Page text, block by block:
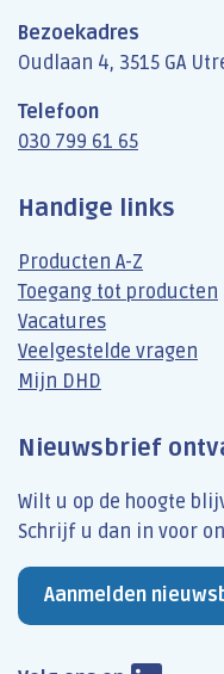
Bezoekadres
Oudlaan 4, 3515 GA
Telefoon
030 799 61 65
Handige links
Producten A-Z
Toegang tot producten
Vacatures
Veelgestelde vragen
Mijn DHD
Nieuwsbrief
Wilt u op de hoogte
Schrijf u dan​ in voor
Aanmelden